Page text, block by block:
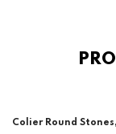
Colier Round